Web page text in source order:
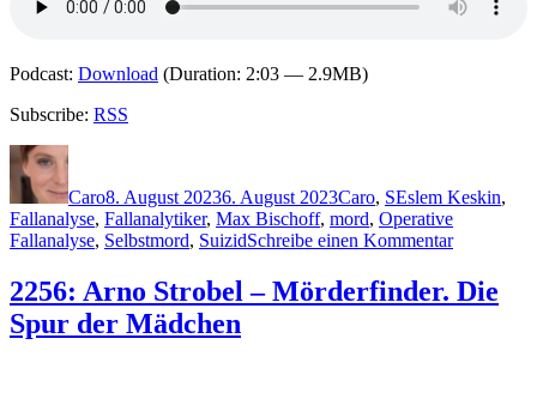
Podcast: Download (Duration: 2:03 — 2.9MB)
Subscribe: RSS
Autor
Caro8. August 20236. August 2023Caro, SEslem Keskin,
Fallanalyse, Fallanalytiker, Max Bischoff, mord, Operative
Fallanalyse, Selbstmord, SuizidSchreibe einen Kommentarzu
Arno
Strobel
2256: Arno Strobel – Mörderfinder. Die
Spur der Mädchen